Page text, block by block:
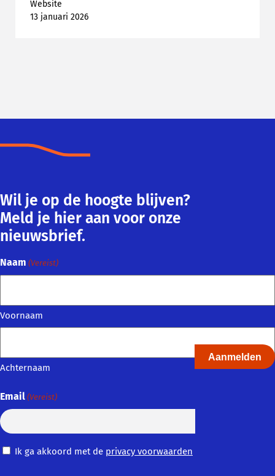
Website
13 januari 2026
Wil je op de hoogte blijven?
Meld je hier aan voor onze
nieuwsbrief.
Naam (Vereist)
Voornaam
Achternaam
Email (Vereist)
PrivacyIk ga akkoord met de privacy voorwaarden